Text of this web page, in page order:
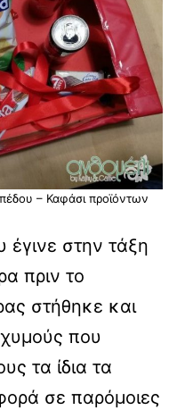
– Καφάσι προϊόντων
έγινε στην τάξη
πριν το
στήθηκε και
που
τα ίδια τα
σε παρόμοιες